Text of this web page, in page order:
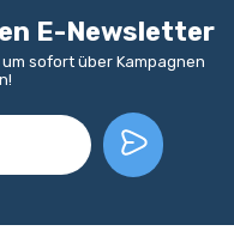
E-Newsletter
sofort über Kampagnen